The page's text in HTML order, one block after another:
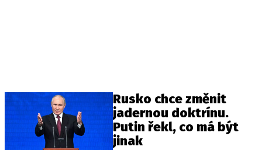
Rusko chce změnit
jadernou doktrínu.
Putin řekl, co má být
jinak